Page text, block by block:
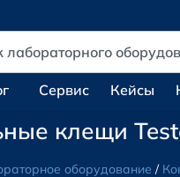
Сервис Кейсы
клещи
оборудование /